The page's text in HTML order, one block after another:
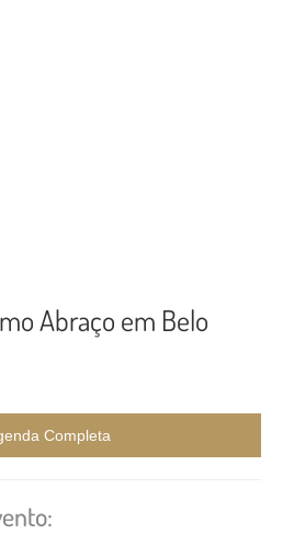
Abraço em Belo
Completa